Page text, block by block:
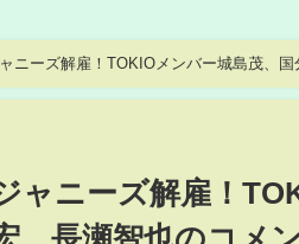
ニーズ解雇！TOKIOメンバー城島茂、
ャニーズ解雇！